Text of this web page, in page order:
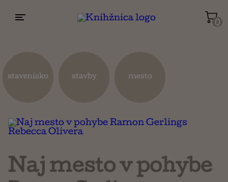
0
Náboženstvo a ezoterika
stavenisko stavby mesto
Naj mesto v pohybe